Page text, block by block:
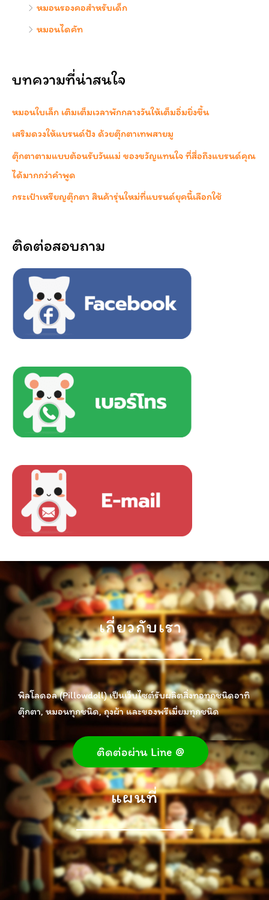
หมอนรองคอสำหรับเด็ก
หมอนไดคัท
บทความที่น่าสนใจ
หมอนใบเล็ก เติมเต็มเวลาพักกลางวันให้เต็มอิ่มยิ่งขึ้น
เสริมดวงให้แบรนด์ปัง ด้วยตุ๊กตาเทพสายมู
ตุ๊กตาตามแบบต้อนรับวันแม่ ของขวัญแทนใจ ที่สื่อถึงแบรนด์คุณ
ได้มากกว่าคำพูด
กระเป๋าเหรียญตุ๊กตา สินค้ารุ่นใหม่ที่แบรนด์ยุคนี้เลือกใช้
ติดต่อสอบถาม
เกี่ยวกับเรา
พิลโลดอล (Pillowdoll) เป็นเว็บไซต์รับผลิตสิ่งทอทุกชนิดอาทิ
ตุ๊กตา, หมอนทุกชนิด, ถุงผ้า และของพรีเมี่ยมทุกชนิด
ติดต่อผ่าน Line @
แผนที่